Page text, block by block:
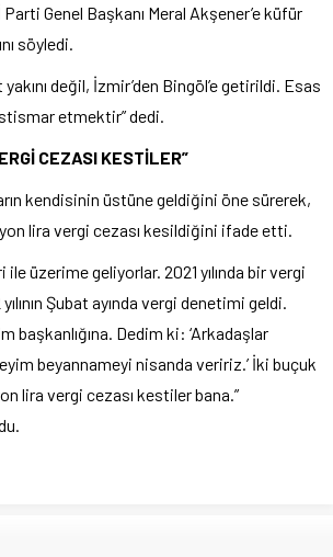
Genel Başkanı Meral Akşener’e küfür
söyledi.
değil, İzmir’den Bingöl’e getirildi. Esas
etmektir” dedi.
CEZASI KESTİLER”
kendisinin üstüne geldiğini öne sürerek,
lira vergi cezası kesildiğini ifade etti.
ile üzerime geliyorlar. 2021 yılında bir vergi
Şubat ayında vergi denetimi geldi.
başkanlığına. Dedim ki: ‘Arkadaşlar
beyannameyi nisanda veririz.’ İki buçuk
lira vergi cezası kestiler bana.”